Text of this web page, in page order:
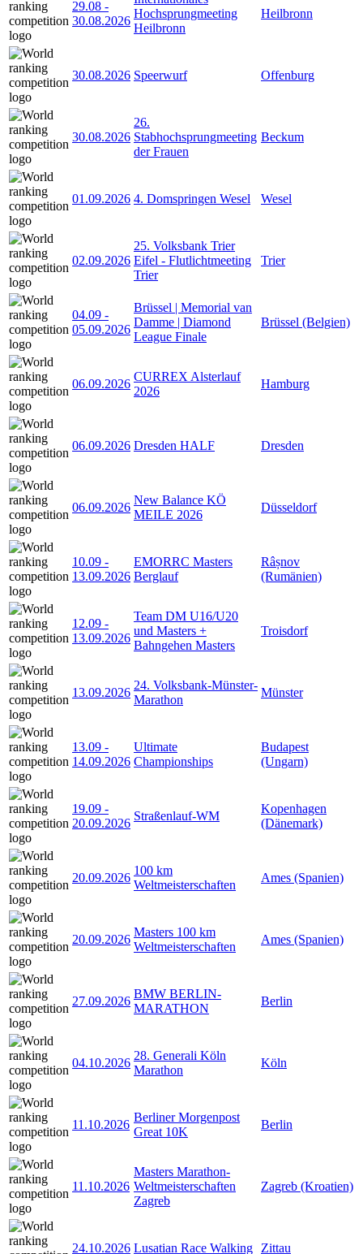
29.08 -
30.08.2026
Hochsprungmeeting
Heilbronn
Heilbronn
30.08.2026 Speerwurf Offenburg
30.08.2026
26.
Stabhochsprungmeeting
der Frauen
Beckum
01.09.2026 4. Domspringen Wesel Wesel
02.09.2026
25. Volksbank Trier
Eifel - Flutlichtmeeting
Trier
Trier
04.09 -
05.09.2026
Brüssel | Memorial van
Damme | Diamond
League Finale
Brüssel (Belgien)
06.09.2026
CURREX Alsterlauf
2026
Hamburg
06.09.2026 Dresden HALF Dresden
06.09.2026
New Balance KÖ
MEILE 2026
Düsseldorf
10.09 -
13.09.2026
EMORRC Masters
Berglauf
Râșnov
(Rumänien)
12.09 -
13.09.2026
Team DM U16/U20
und Masters +
Bahngehen Masters
Troisdorf
13.09.2026
24. Volksbank-Münster-
Marathon
Münster
13.09 -
14.09.2026
Ultimate
Championships
Budapest
(Ungarn)
19.09 -
20.09.2026
Straßenlauf-WM
Kopenhagen
(Dänemark)
20.09.2026
100 km
Weltmeisterschaften
Ames (Spanien)
20.09.2026
Masters 100 km
Weltmeisterschaften
Ames (Spanien)
27.09.2026
BMW BERLIN-
MARATHON
Berlin
04.10.2026
28. Generali Köln
Marathon
Köln
11.10.2026
Berliner Morgenpost
Great 10K
Berlin
11.10.2026
Masters Marathon-
Weltmeisterschaften
Zagreb
Zagreb (Kroatien)
24.10.2026 Lusatian Race Walking Zittau